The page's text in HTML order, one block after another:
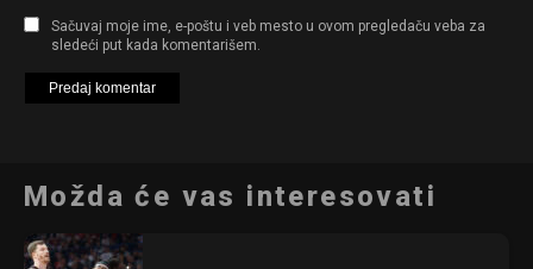
Sačuvaj moje ime, e-poštu i veb mesto u ovom pregledaču veba za
sledeći put kada komentarišem.
Možda će vas interesovati